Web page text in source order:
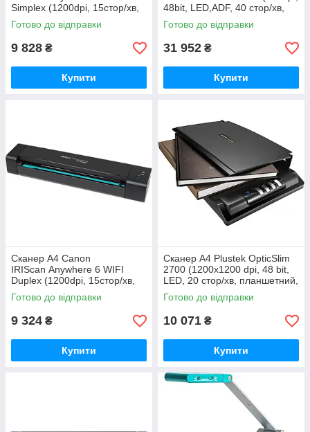
Simplex (1200dpi, 15стор/хв,
USB,microSD,портативний,чо
рний) (461855)
Готово до відправки
9 828 ₴
Купити
48bit, LED,ADF, 40 стор/хв,
протяжний,потоковий)
(0297TS)
Готово до відправки
31 952 ₴
Купити
Сканер A4 Canon
IRIScan Anywhere 6 WIFI
Duplex (1200dpi, 15стор/хв,
USB,
microSD,портативний,чорний
Готово до відправки
9 324 ₴
Купити
Сканер А4 Plustek OpticSlim
2700 (1200x1200 dpi, 48 bit,
LED, 20 стор/хв, планшетний,
чорний) (0315TS)
Готово до відправки
10 071 ₴
Купити